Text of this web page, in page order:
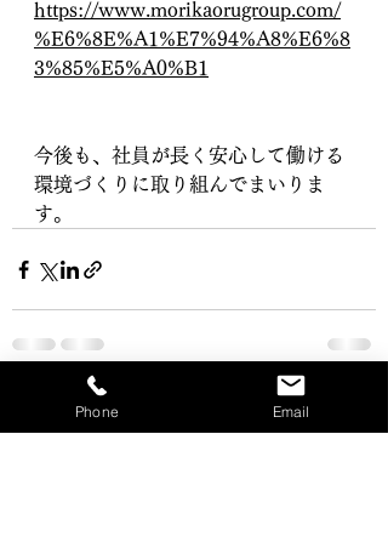
https://www.morikaorugroup.com/
%E6%8E%A1%E7%94%A8%E6%8
3%85%E5%A0%B1
今後も、社員が長く安心して働ける
環境づくりに取り組んでまいりま
す。
最新記事 すべて表示
Phone Email